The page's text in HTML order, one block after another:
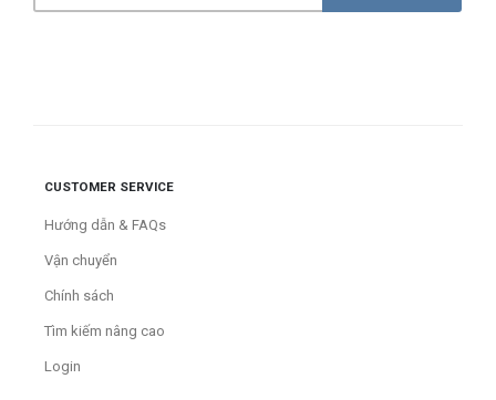
CUSTOMER SERVICE
Hướng dẫn & FAQs
Vận chuyển
Chính sách
Tìm kiếm nâng cao
Login